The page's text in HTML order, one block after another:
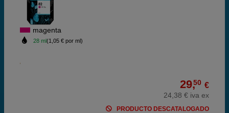
magenta
28 ml(1,05 € por ml)
29,50 €
24,38 € iva ex
PRODUCTO DESCATALOGADO